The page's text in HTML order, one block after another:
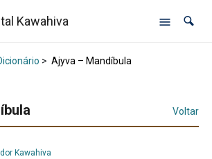
Kawahiva
> Ajyva – Mandíbula
Voltar
Kawahiva